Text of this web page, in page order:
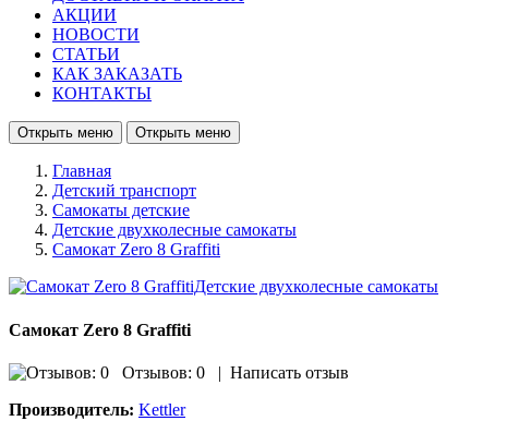
АКЦИИ
НОВОСТИ
СТАТЬИ
КАК ЗАКАЗАТЬ
КОНТАКТЫ
Открыть меню Открыть меню
Главная
Детский транспорт
Самокаты детские
Детские двухколесные самокаты
Самокат Zero 8 Graffiti
Самокат Zero 8 Graffiti
Отзывов: 0 | Написать отзыв
Производитель: Kettler